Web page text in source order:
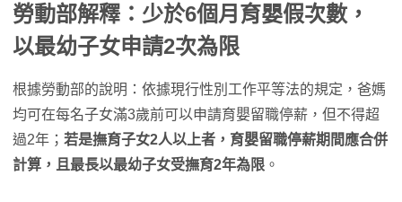
勞動部解釋：少於6個月育嬰假次數，
以最幼子女申請2次為限
根據勞動部的說明：依據現行性別工作平等法的規定，爸媽
均可在每名子女滿3歲前可以申請育嬰留職停薪，但不得超
過2年； 若是撫育子女2人以上者，育嬰留職停薪期間應合併
計算，且最長以最幼子女受撫育2年為限 。